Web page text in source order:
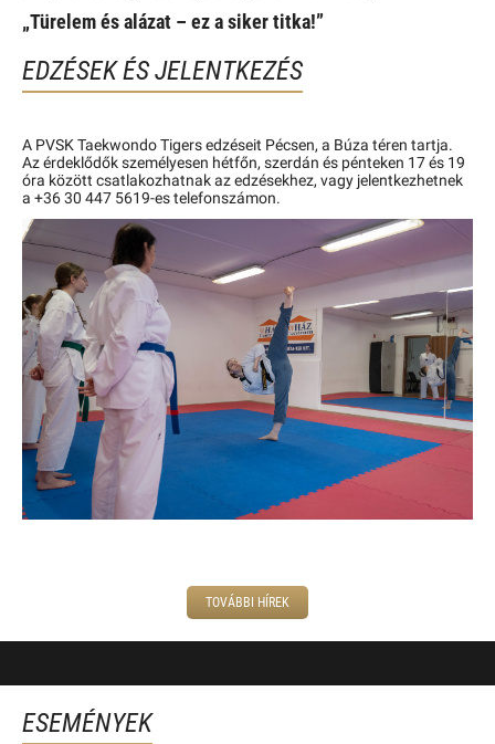
„Türelem és alázat – ez a siker titka!”
EDZÉSEK ÉS JELENTKEZÉS
A PVSK Taekwondo Tigers edzéseit Pécsen, a Búza téren tartja.
Az érdeklődők személyesen hétfőn, szerdán és pénteken 17 és 19
óra között csatlakozhatnak az edzésekhez, vagy jelentkezhetnek
a +36 30 447 5619-es telefonszámon.
TOVÁBBI HÍREK
ESEMÉNYEK